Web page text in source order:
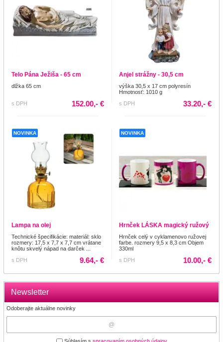
Newsletter
Odoberajte aktuálne novinky
Telo Pána Ježiša - 65 cm
dlžka 65 cm
s DPH 152.00,- €
Anjel strážny - 30,5 cm
výška 30,5 x 17 cm polyresín
Hmotnosť: 1010 g
s DPH
33.20,- €
NOVINKA
Lampa na olej
Technické špecifikácie: materiál: sklo
rozmery: 17,5 x 7,7 x 7,7 cm vrátane
knôtu skvelý nápad na darček ...
s DPH
9.64,- €
NOVINKA
Hrnček LÁSKA magický ružový
Hrnček celý v cyklamenovo ružovej
farbe. rozmery 9,5 x 8,3 cm Objem
330ml
s DPH
10.00,- €